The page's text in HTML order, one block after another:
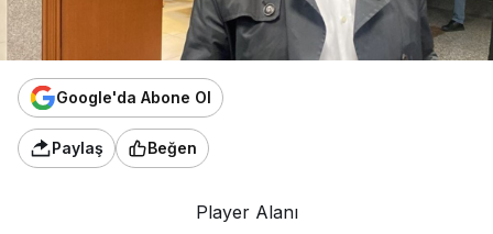
Google'da Abone Ol
Paylaş Beğen
Player Alanı